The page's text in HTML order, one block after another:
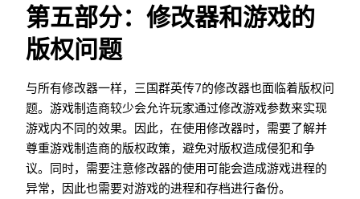
第五部分：修改器和游戏的
版权问题
与所有修改器一样，三国群英传7的修改器也面临着版权问
题。游戏制造商较少会允许玩家通过修改游戏参数来实现
游戏内不同的效果。因此，在使用修改器时，需要了解并
尊重游戏制造商的版权政策，避免对版权造成侵犯和争
议。同时，需要注意修改器的使用可能会造成游戏进程的
异常，因此也需要对游戏的进程和存档进行备份。